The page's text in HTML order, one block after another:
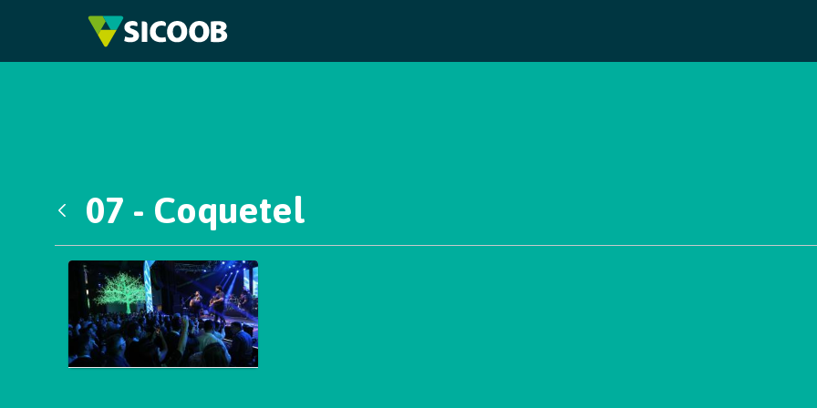
Pular para o Conteúdo principal
07 - Coquetel
Galeria de Mídias